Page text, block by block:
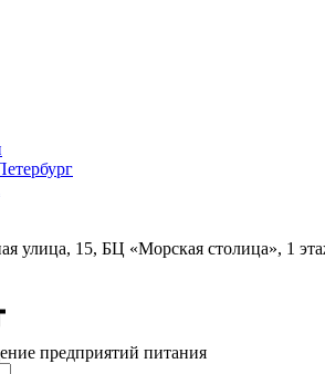
улица, 15, БЦ «Морская столица», 1
предприятий питания